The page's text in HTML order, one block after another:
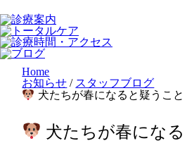
Home
お知らせ / スタッフブログ
犬たちが春になると疑うこと
犬たちが春にな